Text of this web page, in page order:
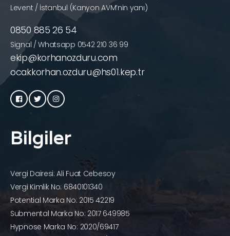
Levent / İstanbul (Kanyon AVM’nin yanı)
0850 885 26 54
Signal / Whatsapp 0542 210 36 99
ekip@korhanozduru.com
ocakkorhan.ozduru@hs01.kep.tr
Bilgiler
Vergi Dairesi: Ali Fuat Cebesoy
Vergi Kimlik No: 6840101340
Potential Marka No: 2015 42219
Submental Marka No: 2017 649985
Hypnose Marka No: 2020/69417